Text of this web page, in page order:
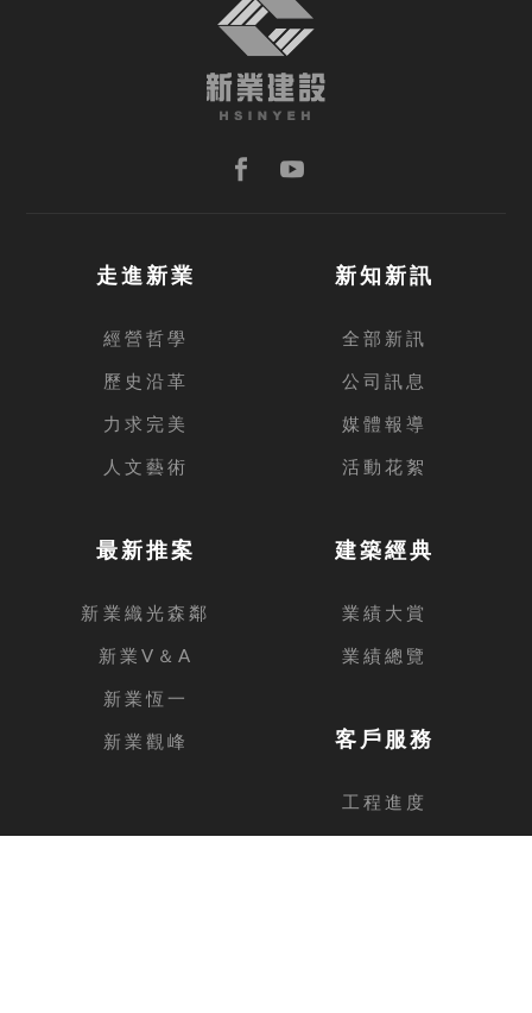
走進新業
經營哲學
歷史沿革
力求完美
人文藝術
新知新訊
全部新訊
公司訊息
媒體報導
活動花絮
最新推案
新業織光森鄰
新業V＆A
新業恆一
新業觀峰
建築經典
業績大賞
業績總覽
客戶服務
工程進度